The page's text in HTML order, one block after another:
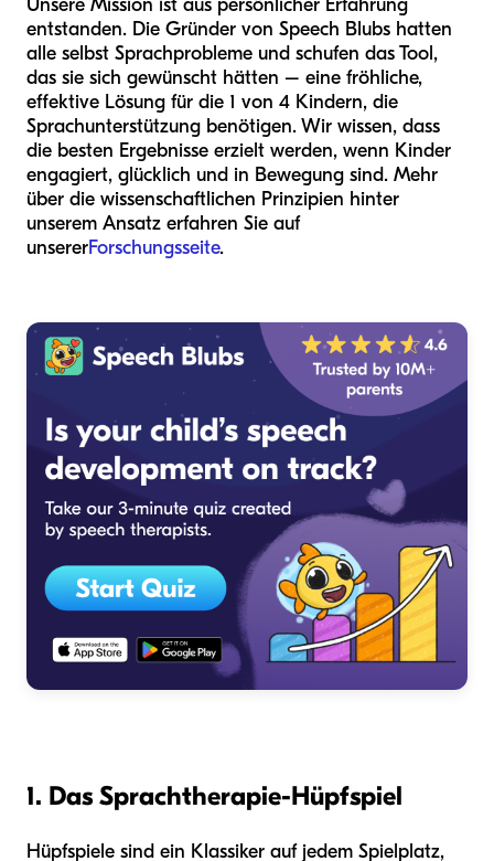
entstanden. Die Gründer von Speech Blubs hatten
alle selbst Sprachprobleme und schufen das Tool,
das sie sich gewünscht hätten – eine fröhliche,
effektive Lösung für die 1 von 4 Kindern, die
Sprachunterstützung benötigen. Wir wissen, dass
die besten Ergebnisse erzielt werden, wenn Kinder
engagiert, glücklich und in Bewegung sind. Mehr
über die wissenschaftlichen Prinzipien hinter
unserem Ansatz erfahren Sie auf
unsererForschungsseite.
1. Das Sprachtherapie-Hüpfspiel
Hüpfspiele sind ein Klassiker auf jedem Spielplatz,